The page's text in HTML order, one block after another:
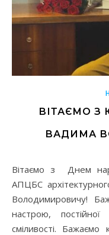
ВІТАЄМО З
ВАДИМА
Вітаємо з Днем народження завідуючого кафедри
АПЦБС
Володимировичу!
настрою, постійної
сміливості.